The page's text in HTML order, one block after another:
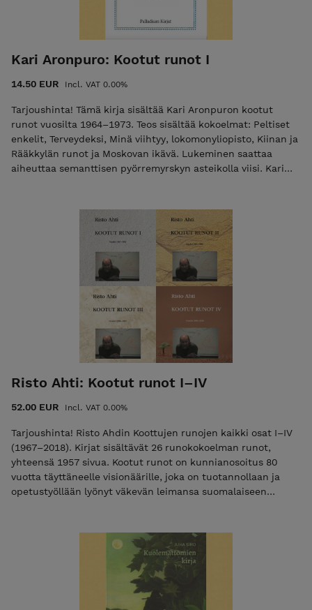
ISBN: 978-952-7256-34-3
Kari Aronpuro: Kootut runot I
14.50 EUR Incl. VAT 0.00%
Tarjoushinta! Tämä kirja sisältää Kari Aronpuron kootut
runot vuosilta 1964–1973. Teos sisältää kokoelmat: Peltiset
enkelit, Terveydeksi, Minä viihtyy, lokomonyliopisto, Kiinan ja
Rääkkylän runot ja Moskovan ikävä. Lukeminen saattaa
aiheuttaa semanttisen pyörremyrskyn asteikolla viisi. Kari
runokokoelmaa julkaisseen Aronpuron esikoisteos ilmestyi
vuonna 1964. Aronpuro on tuotannossaan anarkistinen
kielellä leikittelijä. Hänen runoutensa raaka-aineeksi
kelpaavat yhtäläisesti niin murre, kirjakieli, alatyyliset
ilmaisut kuin tieteelliset termitkin. Kari Aronpuro on saanut
runsain mitoin tunnustusta pitkästä kirjoittajanurastaan, ja
hänen tuotantoaan on käännetty yli kymmenelle kielelle.
Runokokoelma, 2022 INFO: 480 sivua ISBN: 78-952-7256-33-6
Risto Ahti: Kootut runot I–IV
52.00 EUR Incl. VAT 0.00%
Tarjoushinta! Risto Ahdin Koottujen runojen kaikki osat I–IV
(1967–2018). Kirjat sisältävät 26 runokokoelman runot,
yhteensä 1957 sivua. Kootut runot on kunnianosoitus 80
vuotta täyttäneelle visionäärille, joka on tuotannollaan ja
opetustyöllään lyönyt väkevän leimansa suomalaiseen
lasta, Oli kerran kultakettu, Aurinkotanssi, Lintujen
planeetta sekä Ja niin rakentuu jokin silta, Narkissos
talvella, Loistava yksinäisyys, Läsnäolon ikävä, Pieni käsikirja,
Laki, Valitse minut sekä Iloinen laulu Eevasta ja Aatamista,
Iloiset harhaopit, Vain tahallaan voi rakastaa, Kukko